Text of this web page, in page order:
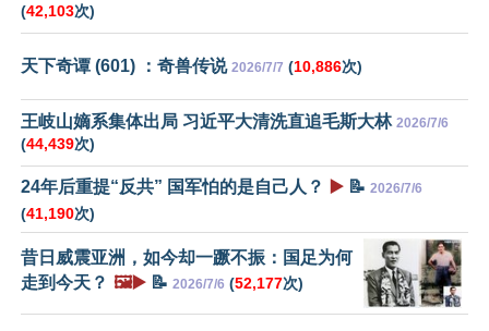
(42,103次)
天下奇谭 (601) ：奇兽传说 2026/7/7 (10,886次)
王岐山嫡系集体出局 习近平大清洗直追毛斯大林 2026/7/6
(44,439次)
24年后重提“反共” 国军怕的是自己人？ ▶️ 📝 2026/7/6
(41,190次)
昔日威震亚洲，如今却一蹶不振：国足为何
走到今天？ 🖼️▶️ 📝 2026/7/6 (52,177次)